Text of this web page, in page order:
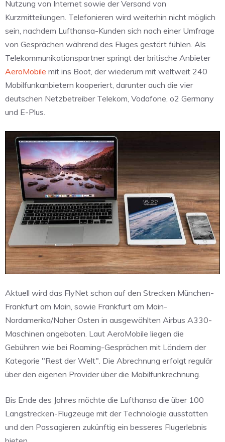
Nutzung von Internet sowie der Versand von
Kurzmitteilungen. Telefonieren wird weiterhin nicht möglich
sein, nachdem Lufthansa-Kunden sich nach einer Umfrage
von Gesprächen während des Fluges gestört fühlen. Als
Telekommunikationspartner springt der britische Anbieter
AeroMobile mit ins Boot, der wiederum mit weltweit 240
Mobilfunkanbietern kooperiert, darunter auch die vier
deutschen Netzbetreiber Telekom, Vodafone, o2 Germany
und E-Plus.
Aktuell wird das FlyNet schon auf den Strecken München-
Frankfurt am Main, sowie Frankfurt am Main-
Nordamerika/Naher Osten in ausgewählten Airbus A330-
Maschinen angeboten. Laut AeroMobile liegen die
Gebühren wie bei Roaming-Gesprächen mit Ländern der
Kategorie "Rest der Welt". Die Abrechnung erfolgt regulär
über den eigenen Provider über die Mobilfunkrechnung.
Bis Ende des Jahres möchte die Lufthansa die über 100
Langstrecken-Flugzeuge mit der Technologie ausstatten
und den Passagieren zukünftig ein besseres Flugerlebnis